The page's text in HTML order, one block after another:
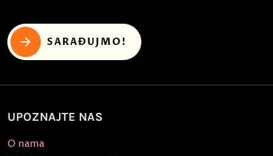
SARAĐUJMO!
UPOZNAJTE NAS
O nama